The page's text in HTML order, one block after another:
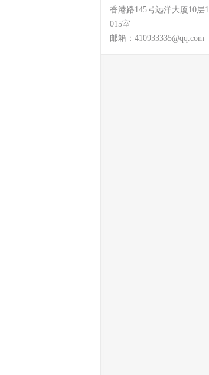
香港路145号远洋大厦10层1
015室
邮箱：410933335@qq.com